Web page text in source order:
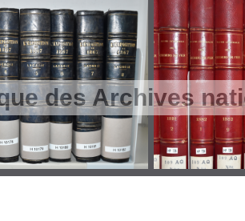
des Archives